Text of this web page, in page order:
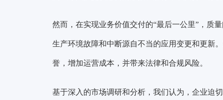
然而，在实现业务价值交付的“最后一公里”，质
生产环境故障和中断源自不当的应用变更和更新。
誉，增加运营成本，并带来法律和合规风险。
基于深入的市场调研和分析，我们认为，企业迫